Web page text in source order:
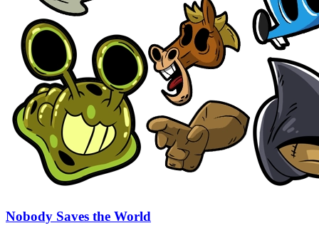
Nobody Saves the World